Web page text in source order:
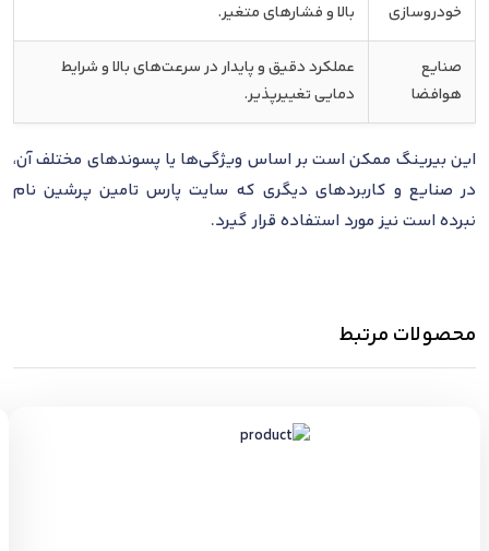
خودروسازی
بالا و فشارهای متغیر.
صنایع
هوافضا
عملکرد دقیق و پایدار در سرعت‌های بالا و شرایط
دمایی تغییرپذیر.
این بیرینگ ممکن است بر اساس ویژگی‌ها یا پسوندهای مختلف آن،
در صنایع و کاربردهای دیگری که سایت پارس تامین پرشین نام
نبرده است نیز مورد استفاده قرار گیرد.
محصولات مرتبط